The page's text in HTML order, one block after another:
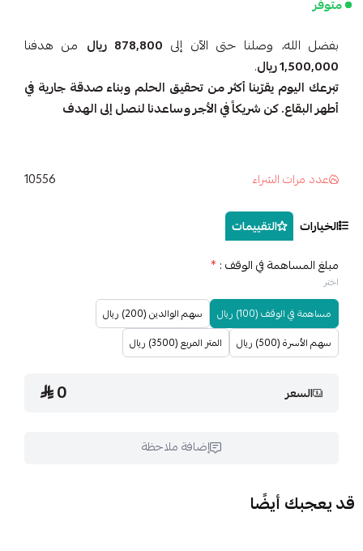
وصلنا حتى الآن إلى 878,800 ريال
من هدفنا
ريال
.
اليوم يقرّبنا أكثر من تحقيق الحلم وبناء صدقة جارية في
كن شريكاً في الأجر وساعدنا لنصل إلى الهدف
الشراء
التقييمات
في الوقف :*
الوقف (100) ريال
سهم الوالدين (200) ريال
(500) ريال
المتر المربع (3500) ريال
إضافة ملاحظة
أيضًا